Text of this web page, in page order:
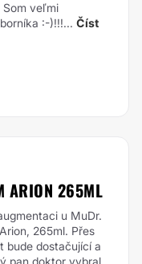
Som veľmi
:-)!!!... Číst
ARION 265ML
u MuDr.
265ml. Přes
bude dostačující a
pan doktor vybral,